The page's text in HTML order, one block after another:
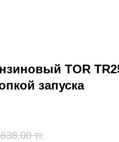
TOR
запуска
тг.